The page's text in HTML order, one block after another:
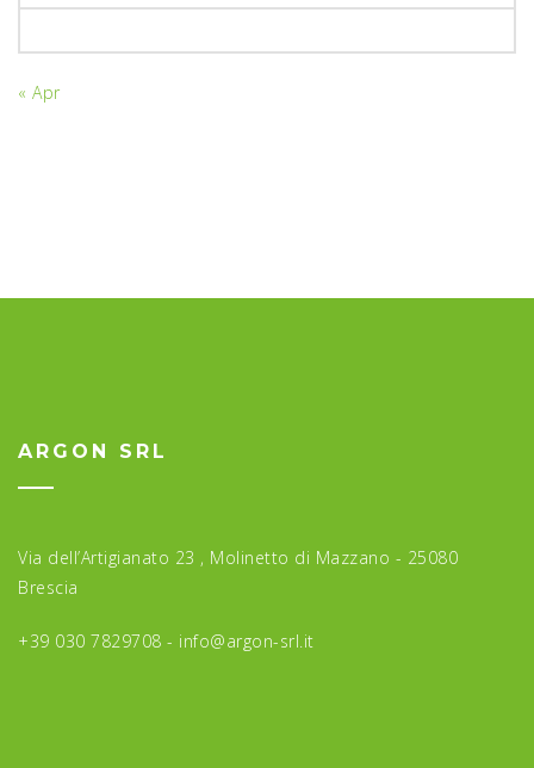
« Apr
ARGON SRL
Via dell’Artigianato 23 , Molinetto di Mazzano - 25080
Brescia
+39 030 7829708 - info@argon-srl.it